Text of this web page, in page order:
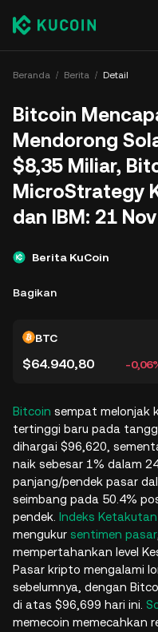
Beranda Berita Detail
Bitcoin
Mendorong
$8,35 Miliar,
MicroStrategy
dan IBM: 21 Nov
Berita KuCoin
Bagikan
BTC
$64.940,80 -
Bitcoin sempat melonjak
tertinggi baru pada
dihargai $96,620,
naik sebesar 1% dalam
panjang/pendek pasar
seimbang pada 50.4%
pendek. Indeks
mengukur sentimen pasar
mempertahankan level
Pasar kripto mengalami
sebelumnya, dengan
di atas $96,699 hari ini.
memecoin memecahkan